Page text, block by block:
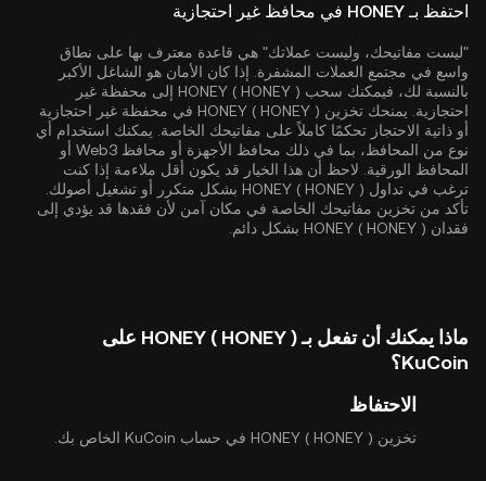
احتفظ بـ HONEY في محافظ غير احتجازية
"ليست مفاتيحك، وليست عملاتك" هي قاعدة معترف بها على نطاق
واسع في مجتمع العملات المشفرة. إذا كان الأمان هو الشاغل الأكبر
بالنسبة لك، فيمكنك سحب HONEY ( HONEY ) إلى محفظة غير
احتجازية. يمنحك تخزين HONEY ( HONEY ) في محفظة غير احتجازية
أو ذاتية الاحتجاز تحكمًا كاملاً على مفاتيحك الخاصة. يمكنك استخدام أي
نوع من المحافظ، بما في ذلك محافظ الأجهزة أو محافظ Web3 أو
المحافظ الورقية. لاحظ أن هذا الخيار قد يكون أقل ملاءمة إذا كنت
ترغب في تداول HONEY ( HONEY ) بشكل متكرر أو تشغيل أصولك.
تأكد من تخزين مفاتيحك الخاصة في مكان آمن لأن فقدها قد يؤدي إلى
فقدان HONEY ( HONEY ) بشكل دائم.
ماذا يمكنك أن تفعل بـ HONEY ( HONEY ) على
KuCoin؟
الاحتفاظ
تخزين HONEY ( HONEY ) في حساب KuCoin الخاص بك.